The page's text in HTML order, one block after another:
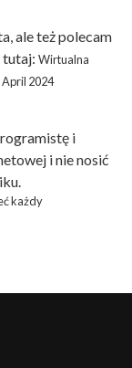
ale też polecam
tutaj: Wirtualna
April 2024
i
i nie nosić
każdy